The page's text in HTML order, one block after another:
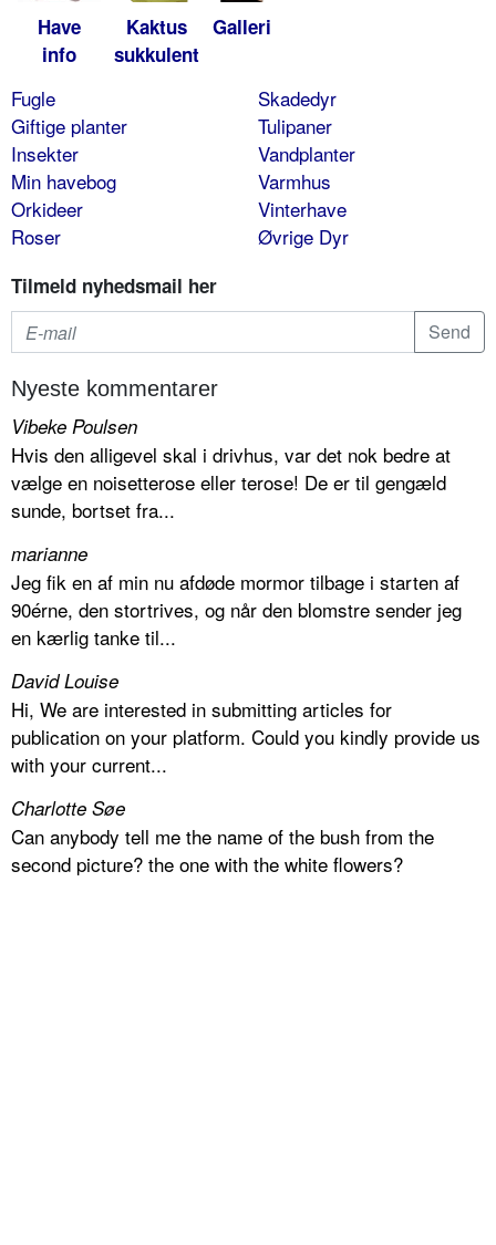
Have
info
Kaktus
sukkulent
Galleri
Fugle
Giftige planter
Insekter
Min havebog
Orkideer
Roser
Skadedyr
Tulipaner
Vandplanter
Varmhus
Vinterhave
Øvrige Dyr
Tilmeld nyhedsmail her
Nyeste kommentarer
Vibeke Poulsen
Hvis den alligevel skal i drivhus, var det nok bedre at
vælge en noisetterose eller terose! De er til gengæld
sunde, bortset fra...
marianne
Jeg fik en af min nu afdøde mormor tilbage i starten af
90érne, den stortrives, og når den blomstre sender jeg
en kærlig tanke til...
David Louise
Hi, We are interested in submitting articles for
publication on your platform. Could you kindly provide us
with your current...
Charlotte Søe
Can anybody tell me the name of the bush from the
second picture? the one with the white flowers?